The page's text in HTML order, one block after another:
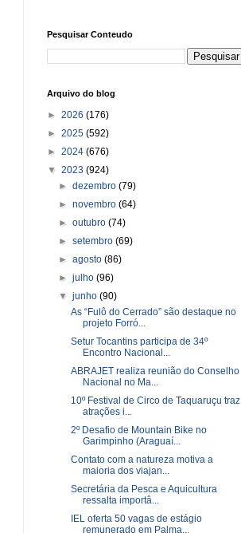
Pesquisar Conteudo
Arquivo do blog
► 2026 (176)
► 2025 (592)
► 2024 (676)
▼ 2023 (924)
►dezembro(79)
►novembro(64)
►outubro(74)
►setembro(69)
►agosto(86)
►julho(96)
▼junho(90)
As “Fulô do Cerrado” são destaque no
projeto Forró...
Setur Tocantins participa de 34º
Encontro Nacional...
ABRAJET realiza reunião do Conselho
Nacional no Ma...
10º Festival de Circo de Taquaruçu traz
atrações i...
2º Desafio de Mountain Bike no
Garimpinho (Araguaí...
Contato com a natureza motiva a
maioria dos viajan...
Secretária da Pesca e Aquicultura
ressalta importâ...
IEL oferta 50 vagas de estágio
remunerado em Palma...